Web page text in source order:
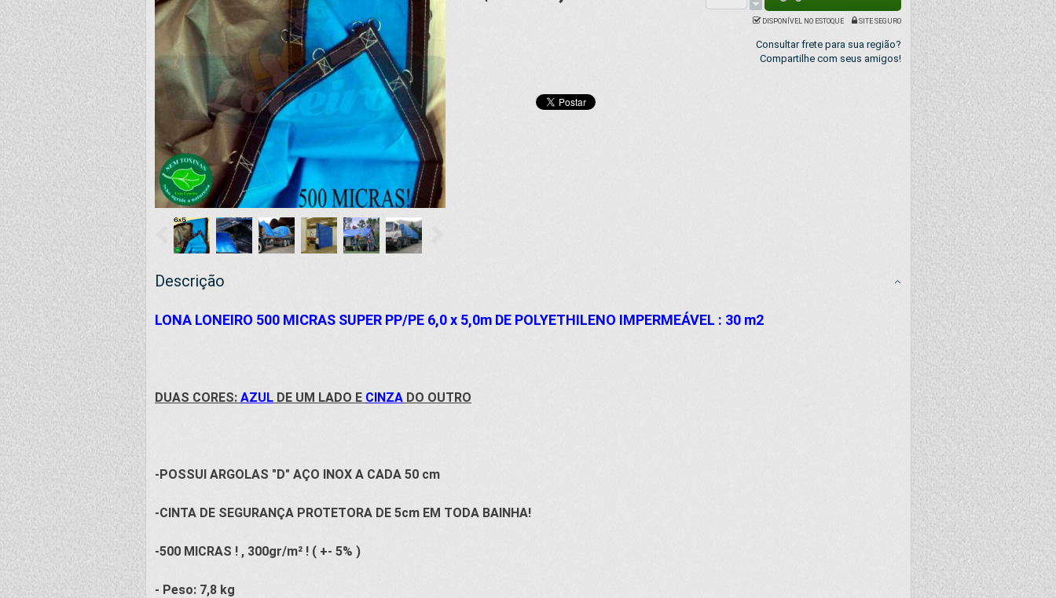
DISPONÍVEL NO ESTOQUE SITE SEGURO
Consultar frete para sua região?
Compartilhe com seus amigos!
Descrição
LONA LONEIRO 500 MICRAS SUPER PP/PE 6,0 x 5,0m DE POLYETHILENO IMPERMEÁVEL : 30 m2
DUAS CORES: AZUL DE UM LADO E CINZA DO OUTRO
-POSSUI ARGOLAS "D" AÇO INOX A CADA 50 cm
-CINTA DE SEGURANÇA PROTETORA DE 5cm EM TODA BAINHA!
-500 MICRAS ! , 300gr/m² ! ( +- 5% )
- Peso: 7,8 kg